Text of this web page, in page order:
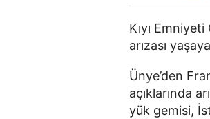
Kıyı
arızası
Ünye’den
açıklarında
yük gemisi,